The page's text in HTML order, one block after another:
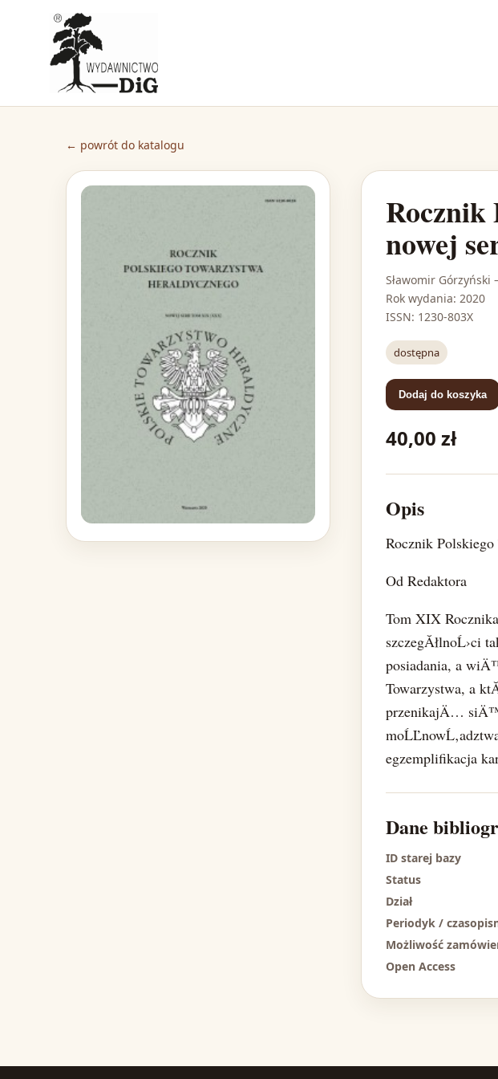
← powrót do katalogu
Rocznik
nowej
Sławomir Górzyński
Rok wydania: 2020
ISSN: 1230-803X
dostępna
Dodaj do koszyka
40,00 zł
Opis
Rocznik
Od Redaktora
Tom XIX
szczegĂłlnoĹ›ci
posiadania, a
Towarzystwa, a
przenikajÄ… siÄ™
egzemplifikacja
Dane
ID starej bazy
Status
Dział
Periodyk /
Możliwość
Open Access